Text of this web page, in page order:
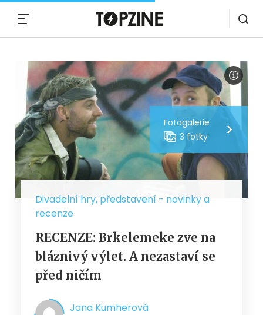
Fotogalerie
3 fotky
Divadelní hry, představení - novinky a
recenze
RECENZE: Brkelemeke zve na
bláznivý výlet. A nezastaví se
před ničím
Jana Kumherová